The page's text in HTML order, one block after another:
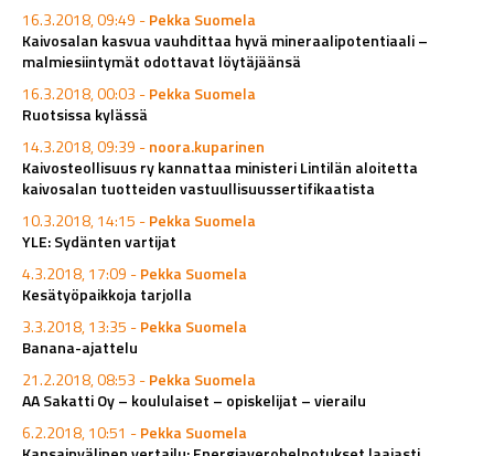
16.3.2018, 09:49 -Pekka Suomela
Kaivosalan kasvua vauhdittaa hyvä mineraalipotentiaali –
malmiesiintymät odottavat löytäjäänsä
16.3.2018, 00:03 -Pekka Suomela
Ruotsissa kylässä
14.3.2018, 09:39 -noora.kuparinen
Kaivosteollisuus ry kannattaa ministeri Lintilän aloitetta
kaivosalan tuotteiden vastuullisuussertifikaatista
10.3.2018, 14:15 -Pekka Suomela
YLE: Sydänten vartijat
4.3.2018, 17:09 -Pekka Suomela
Kesätyöpaikkoja tarjolla
3.3.2018, 13:35 -Pekka Suomela
Banana-ajattelu
21.2.2018, 08:53 -Pekka Suomela
AA Sakatti Oy – koululaiset – opiskelijat – vierailu
6.2.2018, 10:51 -Pekka Suomela